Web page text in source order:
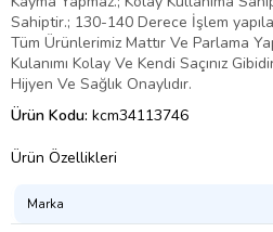
Sahiptir.; 130-140 Derece İşlem
Tüm Ürünlerimiz Mattır Ve Parlama
Kulanımı Kolay Ve Kendi Saçınız
Hijyen Ve Sağlık Onaylıdır.
Ürün Kodu: kcm34113746
Ürün Özellikleri
Marka